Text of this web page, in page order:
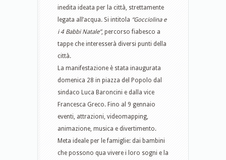
inedita ideata per la città, strettamente
legata all’acqua. Si intitola “Gocciolina e
i 4 Babbi Natale”, percorso fiabesco a
tappe che interesserà diversi punti della
città.
La manifestazione è stata inaugurata
domenica 28 in piazza del Popolo dal
sindaco Luca Baroncini e dalla vice
Francesca Greco. Fino al 9 gennaio
eventi, attrazioni, videomapping,
animazione, musica e divertimento.
Meta ideale per le famiglie: dai bambini
che possono qua vivere i loro sogni e la